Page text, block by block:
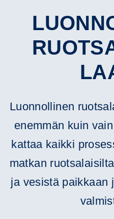
Luonnollinen
enemmän kuin
kattaa kaikki
matkan
ja vesistä paikkaan